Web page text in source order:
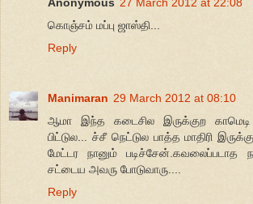
கொஞ்சம் மப்பு ஜாஸ்தி...
Reply
Manimaran 29 March 2012 at 08:10
ஆமா இந்த கடைசில இருக்குற காமெடி
பிட்டுல... ச்சீ நெட்டுல பாத்த மாதிரி
மேட்டர நானும் படிச்சேன்.கவலைப்படாத
சட்டைய அவரு போடுவாரு....
Reply